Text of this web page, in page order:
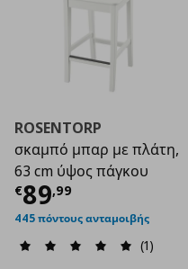
ROSENTORP
σκαμπό μπαρ με πλάτη,
63 cm ύψος πάγκου
€89,99
Τρέχουσα τιμή
445 πόντους ανταμοιβής
(1)